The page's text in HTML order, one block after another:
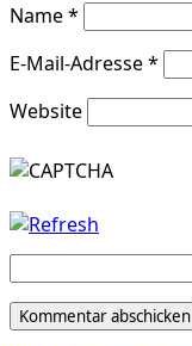
Name*
E-Mail-Adresse*
Website